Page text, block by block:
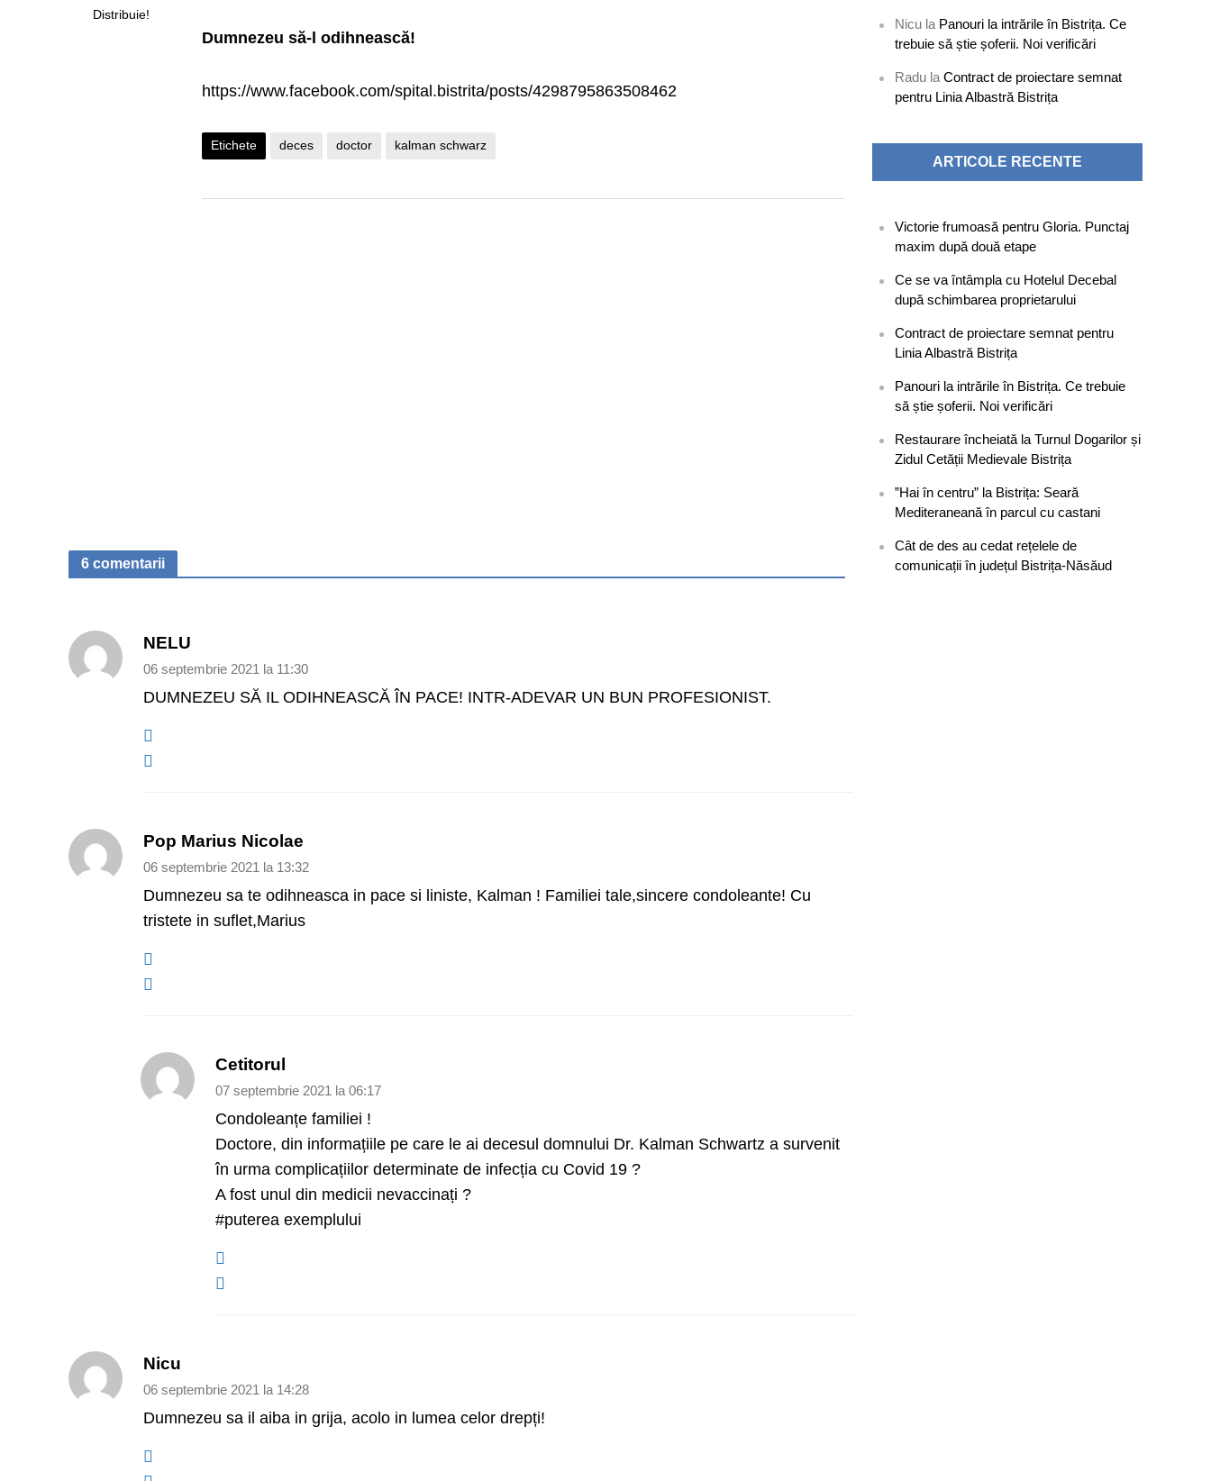
Distribuie!
Dumnezeu să-l odihnească!
https://www.facebook.com/spital.bistrita/posts/4298795863508462
Etichete deces doctor kalman schwarz
6 comentarii
NELU
06 septembrie 2021 la 11:30
DUMNEZEU SĂ IL ODIHNEASCĂ ÎN PACE! INTR-ADEVAR UN BUN PROFESIONIST.
Pop Marius Nicolae
06 septembrie 2021 la 13:32
Dumnezeu sa te odihneasca in pace si liniste, Kalman ! Familiei tale,sincere condoleante! Cu
tristete in suflet,Marius
Cetitorul
07 septembrie 2021 la 06:17
Condoleanțe familiei !
Doctore, din informațiile pe care le ai decesul domnului Dr. Kalman Schwartz a survenit
în urma complicațiilor determinate de infecția cu Covid 19 ?
A fost unul din medicii nevaccinați ?
#puterea exemplului
Nicu
06 septembrie 2021 la 14:28
Dumnezeu sa il aiba in grija, acolo in lumea celor drepți!
Nicu la Panouri la intrările în Bistrița. Ce
trebuie să știe șoferii. Noi verificări
Radu laContract de proiectare semnat
pentru Linia Albastră Bistrița
ARTICOLE RECENTE
Victorie frumoasă pentru Gloria. Punctaj
maxim după două etape
Ce se va întâmpla cu Hotelul Decebal
după schimbarea proprietarului
Contract de proiectare semnat pentru
Linia Albastră Bistrița
Panouri la intrările în Bistrița. Ce trebuie
să știe șoferii. Noi verificări
Restaurare încheiată la Turnul Dogarilor și
Zidul Cetății Medievale Bistrița
”Hai în centru” la Bistrița: Seară
Mediteraneană în parcul cu castani
Cât de des au cedat rețelele de
comunicații în județul Bistrița-Năsăud